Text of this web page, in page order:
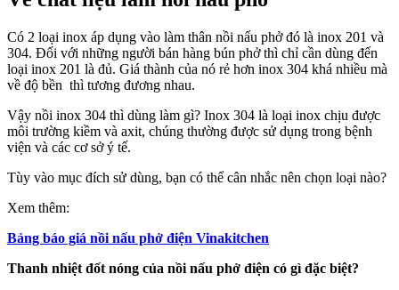
Có 2 loại inox áp dụng vào làm thân nồi nấu phở đó là inox 201 và
304. Đối với những người bán hàng bún phở thì chỉ cần dùng đến
loại inox 201 là đủ. Giá thành của nó rẻ hơn inox 304 khá nhiều mà
về độ bền thì tương đương nhau.
Vậy nồi inox 304 thì dùng làm gì? Inox 304 là loại inox chịu được
môi trường kiềm và axit, chúng thường được sử dụng trong bệnh
viện và các cơ sở ý tế.
Tùy vào mục đích sử dùng, bạn có thể cân nhắc nên chọn loại nào?
Xem thêm:
Bảng báo giá nồi nấu phở điện Vinakitchen
Thanh nhiệt đốt nóng của nồi nấu phở điện có gì đặc biệt?